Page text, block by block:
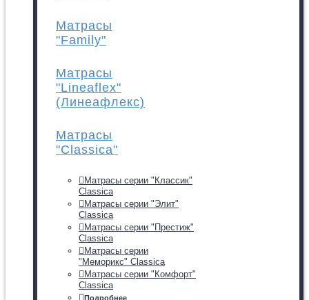
Матрасы
"Family"
Матрасы
"Lineaflex"
(Линеафлекс)
Матрасы
"Classica"
Матрасы серии "Классик"
Classica
Матрасы серии "Элит"
Classica
Матрасы серии "Престиж"
Classica
Матрасы серии
"Меморикс" Classica
Матрасы серии "Комфорт"
Classica
Подробнее